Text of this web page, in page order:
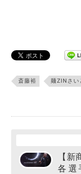
斎藤裕 麺ZINさい
【
各選